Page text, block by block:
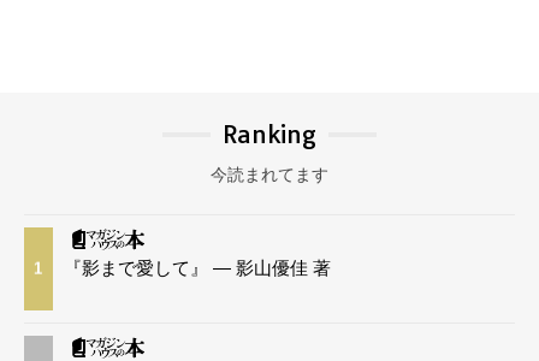
Ranking
今読まれてます
1 『影まで愛して』 — 影山優佳 著